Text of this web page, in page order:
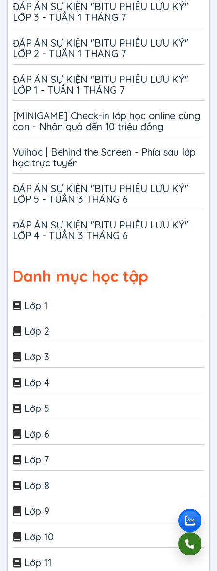
ĐÁP ÁN SỰ KIỆN "BITU PHIÊU LƯU KÝ"
LỚP 3 - TUẦN 1 THÁNG 7
ĐÁP ÁN SỰ KIỆN "BITU PHIÊU LƯU KÝ"
LỚP 2 - TUẦN 1 THÁNG 7
ĐÁP ÁN SỰ KIỆN "BITU PHIÊU LƯU KÝ"
LỚP 1 - TUẦN 1 THÁNG 7
[MINIGAME] Check-in lớp học online cùng
con - Nhận quà đến 10 triệu đồng
Vuihoc | Behind the Screen - Phía sau lớp
học trực tuyến
ĐÁP ÁN SỰ KIỆN "BITU PHIÊU LƯU KÝ"
LỚP 5 - TUẦN 3 THÁNG 6
ĐÁP ÁN SỰ KIỆN "BITU PHIÊU LƯU KÝ"
LỚP 4 - TUẦN 3 THÁNG 6
Danh mục học tập
Lớp 1
Lớp 2
Lớp 3
Lớp 4
Lớp 5
Lớp 6
Lớp 7
Lớp 8
Lớp 9
Lớp 10
Lớp 11